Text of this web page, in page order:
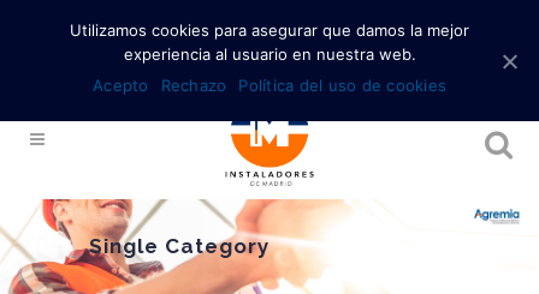
Single Category
Utilizamos cookies para asegurar que damos la mejor
experiencia al usuario en nuestra web.
Acepto
Rechazo Política del uso de cookies